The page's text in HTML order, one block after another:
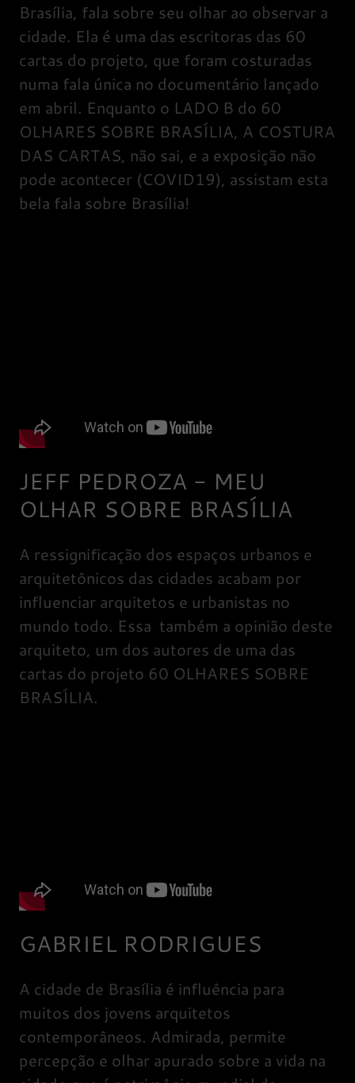
Brasília, fala sobre seu olhar ao observar a
cidade. Ela é uma das escritoras das 60
cartas do projeto, que foram costuradas
numa fala única no documentário lançado
em abril. Enquanto o LADO B do 60
OLHARES SOBRE BRASÍLIA, A COSTURA
DAS CARTAS, não sai, e a exposição não
pode acontecer (COVID19), assistam esta
bela fala sobre Brasília!
JEFF PEDROZA - MEU
OLHAR SOBRE BRASÍLIA
A ressignificação dos espaços urbanos e
arquitetônicos das cidades acabam por
influenciar arquitetos e urbanistas no
mundo todo. Essa também a opinião deste
arquiteto, um dos autores de uma das
cartas do projeto 60 OLHARES SOBRE
BRASÍLIA.
GABRIEL RODRIGUES
A cidade de Brasília é influência para
muitos dos jovens arquitetos
contemporâneos. Admirada, permite
percepção e olhar apurado sobre a vida na